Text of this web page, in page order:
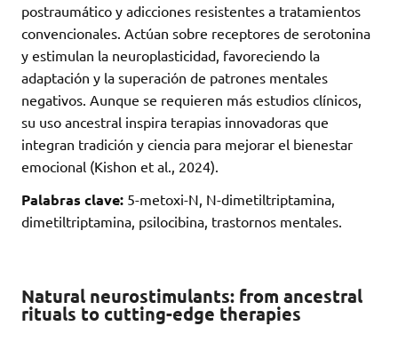
postraumático y adicciones resistentes a tratamientos
convencionales. Actúan sobre receptores de serotonina
y estimulan la neuroplasticidad, favoreciendo la
adaptación y la superación de patrones mentales
negativos. Aunque se requieren más estudios clínicos,
su uso ancestral inspira terapias innovadoras que
integran tradición y ciencia para mejorar el bienestar
emocional (Kishon et al., 2024).
Palabras clave: 5-metoxi-N, N-dimetiltriptamina,
dimetiltriptamina, psilocibina, trastornos mentales.
Natural neurostimulants: from ancestral
rituals to cutting-edge therapies